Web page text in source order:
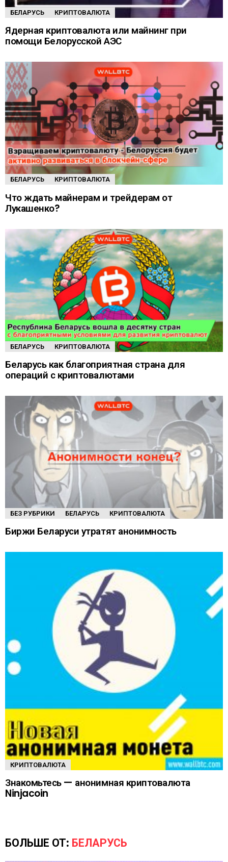
БЕЛАРУСЬ КРИПТОВАЛЮТА
Ядерная криптовалюта или майнинг при
помощи Белорусской АЭС
БЕЛАРУСЬ КРИПТОВАЛЮТА
Что ждать майнерам и трейдерам от
Лукашенко?
БЕЛАРУСЬ КРИПТОВАЛЮТА
Беларусь как благоприятная страна для
операций с криптовалютами
БЕЗ РУБРИКИ БЕЛАРУСЬ КРИПТОВАЛЮТА
Биржи Беларуси утратят анонимность
КРИПТОВАЛЮТА
Знакомьтесь — анонимная криптовалюта
Ninjacoin
БОЛЬШЕ ОТ: БЕЛАРУСЬ